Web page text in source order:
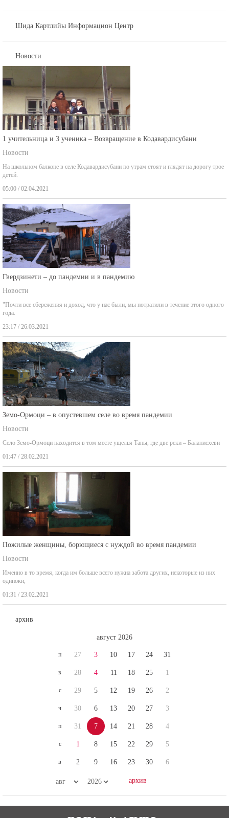
Шида Картлийы Информацион Центр
Новости
1 учительница и 3 ученика – Возвращение в Кодавардисубани
Новости
На школьном балконе в селе Кодавардисубани по утрам стоят и глядят на дорогу трое
детей.
05:00 / 02.04.2021
Гвердзинети – до пандемии и в пандемию
Новости
"Почти все сбережения и доход, что у нас были, мы потратили в течение этого одного
года.
23:17 / 26.03.2021
Земо-Ормоци – в опустевшем селе во время пандемии
Новости
Село Земо-Ормоци находится в том месте ущелья Таны, где две реки – Баланисхеви
01:47 / 28.02.2021
Пожилые женщины, борющиеся с нуждой во время пандемии
Новости
Именно в то время, когда им больше всего нужна забота других, некоторые из них
одиноки,
01:31 / 23.02.2021
архив
август 2026
п
в
с
ч
п
с
в
27
28
29
30
31
1
2
3
4
5
6
7
8
9
10
11
12
13
14
15
16
17
18
19
20
21
22
23
24
25
26
27
28
29
30
31
1
2
3
4
5
6